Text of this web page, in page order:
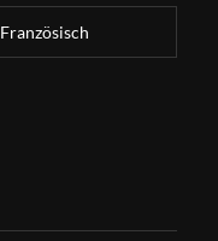
Französisch